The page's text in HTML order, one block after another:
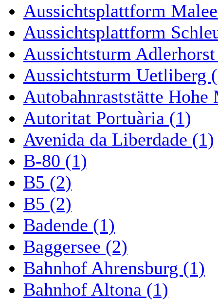
Aussichtsplattform
Aussichtsplattform
Aussichtsturm
Aussichtsturm Uetliberg
Autobahnraststätte Hohe
Autoritat Portuària (1)
Avenida da Liberdade (1)
B-80 (1)
B5 (2)
B5 (2)
Badende (1)
Baggersee (2)
Bahnhof Ahrensburg (1)
Bahnhof Altona (1)